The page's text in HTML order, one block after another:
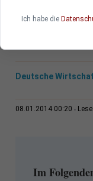
BayernLB in die
Deutsche
08.01.2014 00:20
Im
Ich habe die